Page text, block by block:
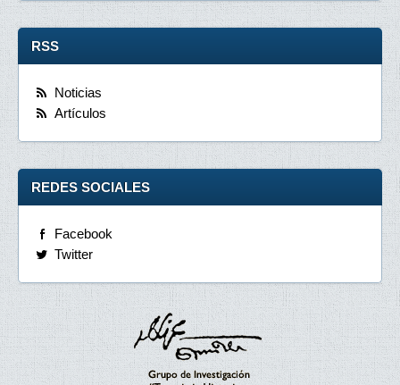
RSS
Noticias
Artículos
REDES SOCIALES
Facebook
Twitter